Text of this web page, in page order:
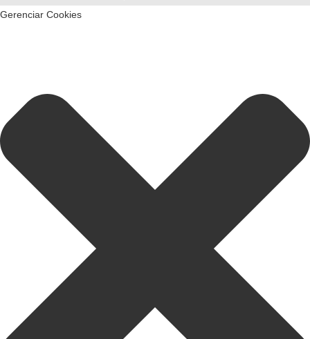
Gerenciar Cookies